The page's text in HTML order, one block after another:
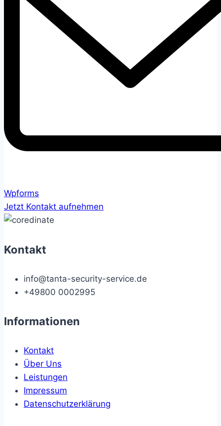
Wpforms
Jetzt Kontakt aufnehmen
Kontakt
info@tanta-security-service.de
+49800 0002995
Informationen
Kontakt
Über Uns
Leistungen
Impressum
Datenschutzerklärung